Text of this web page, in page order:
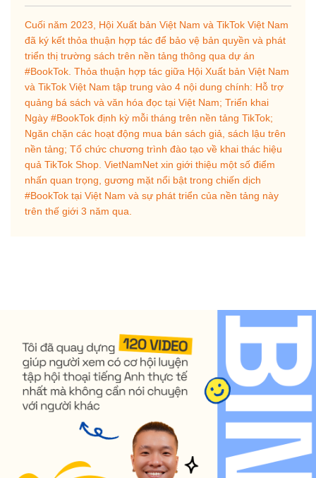
Cuối năm 2023, Hội Xuất bản Việt Nam và TikTok Việt Nam
đã ký kết thỏa thuận hợp tác để bảo vệ bản quyền và phát
triển thị trường sách trên nền tảng thông qua dự án
#BookTok. Thỏa thuận hợp tác giữa Hội Xuất bản Việt Nam
và TikTok Việt Nam tập trung vào 4 nội dung chính: Hỗ trợ
quảng bá sách và văn hóa đọc tại Việt Nam; Triển khai
Ngày #BookTok định kỳ mỗi tháng trên nền tảng TikTok;
Ngăn chặn các hoạt động mua bán sách giả, sách lậu trên
nền tảng; Tổ chức chương trình đào tạo về khai thác hiệu
quả TikTok Shop. VietNamNet xin giới thiệu một số điểm
nhấn quan trọng, gương mặt nổi bật trong chiến dịch
#BookTok tại Việt Nam và sự phát triển của nền tảng này
trên thế giới 3 năm qua.